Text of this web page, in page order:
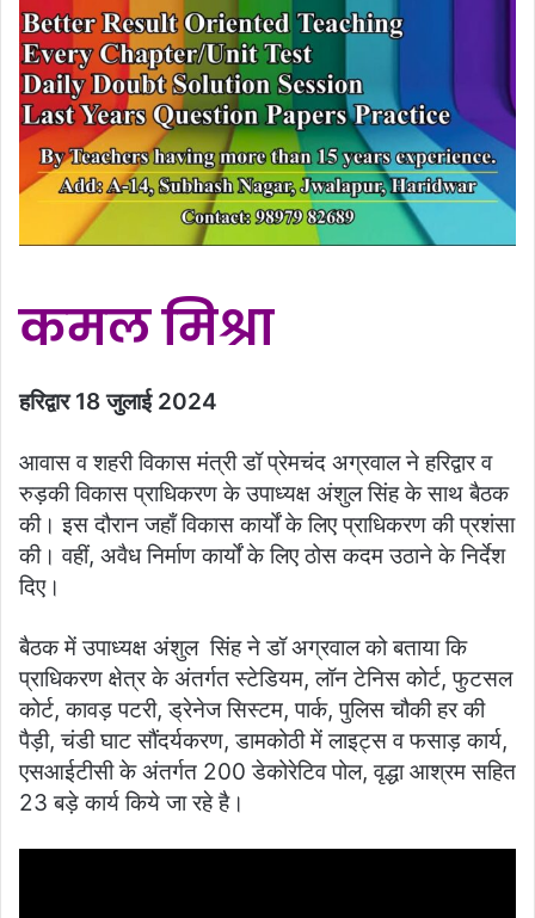
कमल मिश्रा
हरिद्वार 18 जुलाई 2024
आवास व शहरी विकास मंत्री डॉ प्रेमचंद अग्रवाल ने हरिद्वार व
रुड़की विकास प्राधिकरण के उपाध्यक्ष अंशुल सिंह के साथ बैठक
की। इस दौरान जहाँ विकास कार्यों के लिए प्राधिकरण की प्रशंसा
की। वहीं, अवैध निर्माण कार्यों के लिए ठोस कदम उठाने के निर्देश
दिए।
बैठक में उपाध्यक्ष अंशुल सिंह ने डॉ अग्रवाल को बताया कि
प्राधिकरण क्षेत्र के अंतर्गत स्टेडियम, लॉन टेनिस कोर्ट, फुटसल
कोर्ट, कावड़ पटरी, ड्रेनेज सिस्टम, पार्क, पुलिस चौकी हर की
पैड़ी, चंडी घाट सौंदर्यकरण, डामकोठी में लाइट्स व फसाड़ कार्य,
एसआईटीसी के अंतर्गत 200 डेकोरेटिव पोल, वृद्धा आश्रम सहित
23 बड़े कार्य किये जा रहे है।